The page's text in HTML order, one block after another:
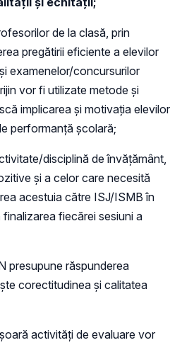
de la clasă, prin
pregătirii eficiente a elevilor
examenelor/concursurilor
vor fi utilizate metode și
implicarea și motivația elevilor
performanță școlară;
disciplină de învățământ,
și a celor care necesită
acestuia către ISJ/ISMB în
fiecărei sesiuni a
presupune răspunderea
corectitudinea și calitatea
activități de evaluare vor